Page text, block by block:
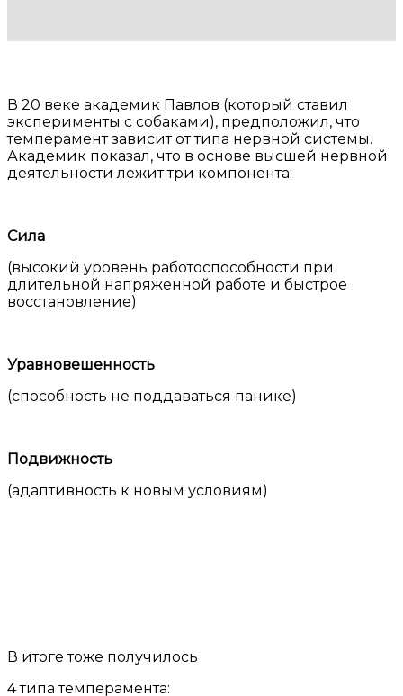
В 20 веке академик Павлов (который ставил
эксперименты с собаками), предположил, что
темперамент зависит от типа нервной системы.
Академик показал, что в основе высшей нервной
деятельности лежит три компонента:
Сила
(высокий уровень работоспособности при
длительной напряженной работе и быстрое
восстановление)
Уравновешенность
(способность не поддаваться панике)
Подвижность
(адаптивность к новым условиям)
В итоге тоже получилось
4 типа темперамента: